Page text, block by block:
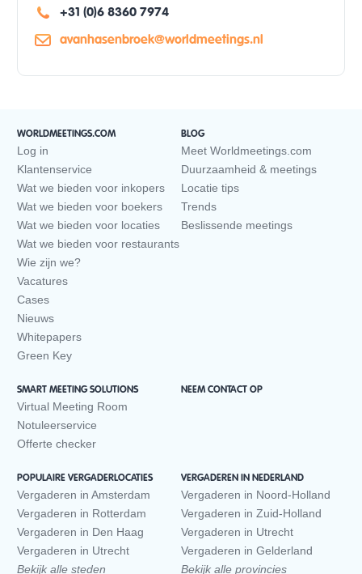
+31 (0)6 8360 7974
avanhasenbroek@worldmeetings.nl
WORLDMEETINGS.COM
Log in
Klantenservice
Wat we bieden voor inkopers
Wat we bieden voor boekers
Wat we bieden voor locaties
Wat we bieden voor restaurants
Wie zijn we?
Vacatures
Cases
Nieuws
Whitepapers
Green Key
BLOG
Meet Worldmeetings.com
Duurzaamheid & meetings
Locatie tips
Trends
Beslissende meetings
SMART MEETING SOLUTIONS
Virtual Meeting Room
Notuleerservice
Offerte checker
NEEM CONTACT OP
POPULAIRE VERGADERLOCATIES
Vergaderen in Amsterdam
Vergaderen in Rotterdam
Vergaderen in Den Haag
Vergaderen in Utrecht
Bekijk alle steden
VERGADEREN IN NEDERLAND
Vergaderen in Noord-Holland
Vergaderen in Zuid-Holland
Vergaderen in Utrecht
Vergaderen in Gelderland
Bekijk alle provincies